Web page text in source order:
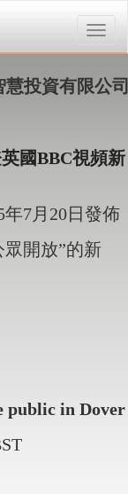
Toggle
慧投資有限公
國BBC視頻新
年7月20日發佈
開放”的新
public in Dover